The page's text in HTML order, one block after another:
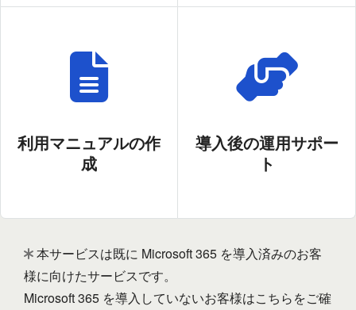
利用マニュアルの作
成
導入後の運用サポー
ト
本サービスは既に Microsoft 365 を導入済みのお客
様に向けたサービスです。
Microsoft 365 を導入していないお客様はこちらをご確